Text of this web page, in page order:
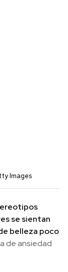
Images
se sientan
belleza poco
de ansiedad